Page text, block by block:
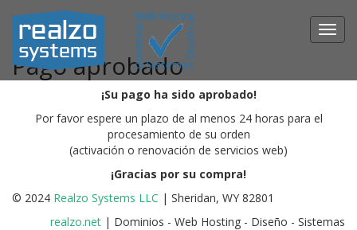
Pago aprobado
¡Su pago ha sido aprobado!
Por favor espere un plazo de al menos 24 horas para el
procesamiento de su orden
(activación o renovación de servicios web)
¡Gracias por su compra!
© 2024 Realzo Systems LLC | Sheridan, WY 82801
realzo.net | Dominios - Web Hosting - Diseño - Sistemas